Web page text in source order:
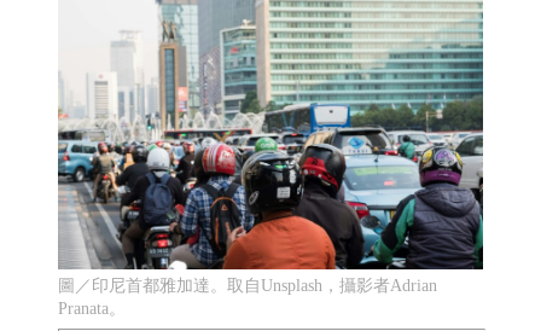
圖／印尼首都雅加達。取自Unsplash，攝影者Adrian
Pranata。